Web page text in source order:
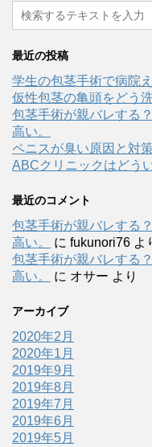
最近の投稿
学生の包茎手術で病院
仮性包茎の亀頭をどう
包茎手術が親バレする
高い。
ペニスが臭い原因と対
ABCクリニックはどう
最近のコメント
包茎手術が親バレする
高い。
に fukunori76 よ
包茎手術が親バレする
高い。
に オサー より
アーカイブ
2020年2月
2020年1月
2019年9月
2019年8月
2019年7月
2019年6月
2019年5月